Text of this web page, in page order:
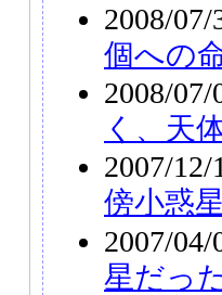
2008/07/
個への
2008/07/
く、天
2007/12/
傍小惑
2007/04/
星だっ